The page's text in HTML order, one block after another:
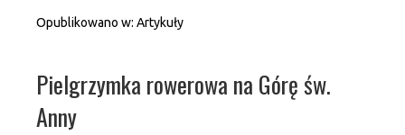
Opublikowano w: Artykuły
Pielgrzymka rowerowa na Górę św.
Anny